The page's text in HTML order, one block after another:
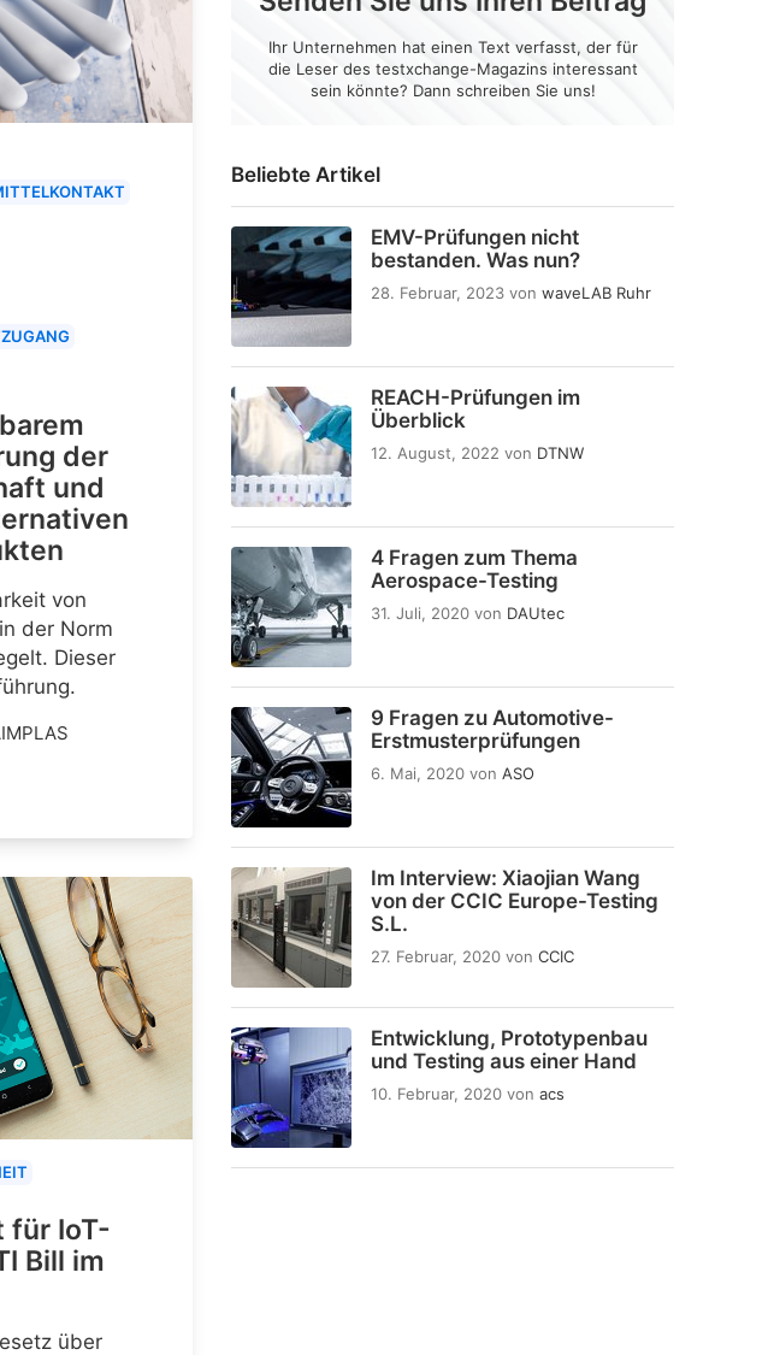
Beliebte Artikel
EMV-Prüfungen nicht
bestanden. Was nun?
28. Februar, 2023 von waveLAB Ruhr
REACH-Prüfungen im
Überblick
12. August, 2022 von DTNW
4 Fragen zum Thema
Aerospace-Testing
31. Juli, 2020 von DAUtec
9 Fragen zu Automotive-
Erstmusterprüfungen
6. Mai, 2020 von ASO
Im Interview: Xiaojian Wang
von der CCIC Europe-Testing
S.L.
27. Februar, 2020 von CCIC
Entwicklung, Prototypenbau
und Testing aus einer Hand
10. Februar, 2020 von acs
Ihr Unternehmen hat einen Text verfasst, der für
die Leser des testxchange-Magazins interessant
sein könnte? Dann schreiben Sie uns!
der
und
von
der Norm
Dieser
für IoT-
Bill im
über